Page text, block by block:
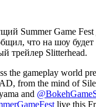
Summer Game
что на шоу будет
трейлер Slitterhead.
the gameplay world
from the mind of
and
live this